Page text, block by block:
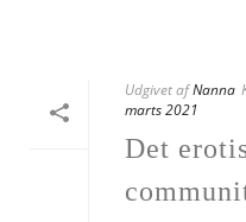
Udgivet afNanna
marts 2021
Det